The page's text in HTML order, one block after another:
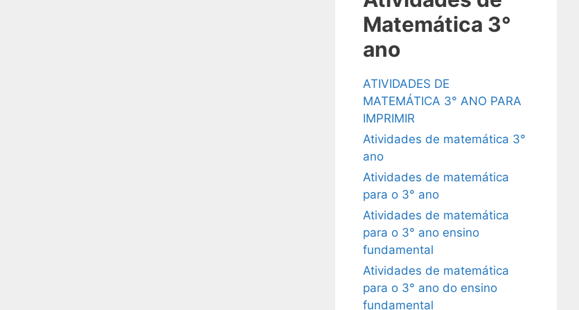
Matemática 3°
ano
ATIVIDADES DE
MATEMÁTICA 3° ANO PARA
IMPRIMIR
Atividades de matemática 3°
ano
Atividades de matemática
para o 3° ano
Atividades de matemática
para o 3° ano ensino
fundamental
Atividades de matemática
para o 3° ano do ensino
fundamental